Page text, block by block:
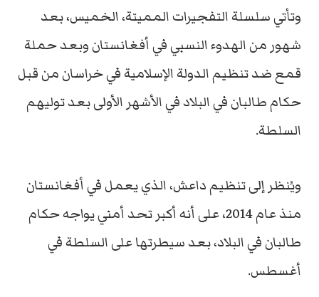
وتأتي سلسلة التفجيرات المميتة، الخميس، بعد
شهور من الهدوء النسبي في أفغانستان وبعد حملة
قمع ضد تنظيم الدولة الإسلامية في خراسان من قبل
حكام طالبان في البلاد في الأشهر الأولى بعد توليهم
السلطة.
ويُنظر إلى تنظيم داعش، الذي يعمل في أفغانستان
منذ عام 2014، على أنه أكبر تحد أمني يواجه حكام
طالبان في البلاد، بعد سيطرتها على السلطة في
أغسطس.